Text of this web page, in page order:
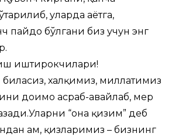
уларда ҳаётга,
пайдо бўлгани биз учун энг
иштирокчилари!
халқимиз, миллатимиз
доимо асраб-авайлаб, меҳр
“она қизим” деб
ҳам, қизларимиз – бизнинг